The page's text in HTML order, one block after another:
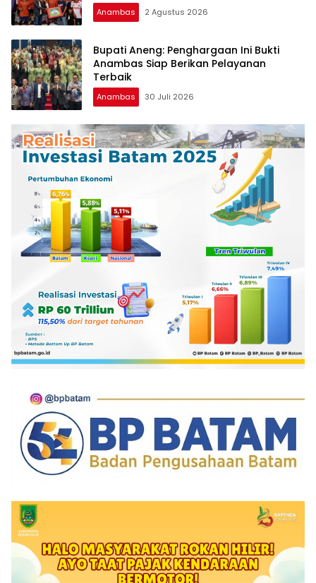
Anambas 2 Agustus 2026
Bupati Aneng: Penghargaan Ini Bukti
Anambas Siap Berikan Pelayanan
Terbaik
Anambas 30 Juli 2026